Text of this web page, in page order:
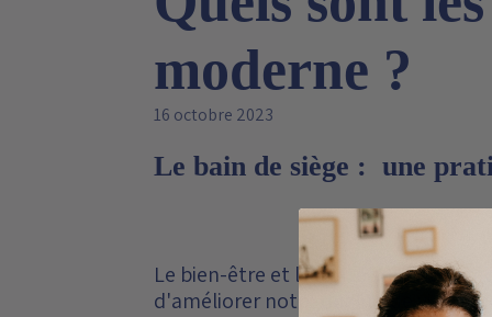
moderne ?
16 octobre 2023
Le bain de siège : une
Le bien-être et la santé sont des
d'améliorer notre qualité de vie, de